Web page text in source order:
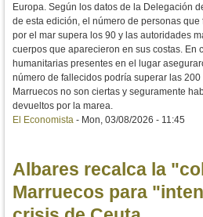
Europa. Según los datos de la Delegación
de esta edición, el número de personas
por el mar supera los 90 y las autoridades
cuerpos que aparecieron en sus costas. En
humanitarias presentes en el lugar
número de fallecidos podría superar las
Marruecos no son ciertas y seguramente
devueltos por la marea.
El Economista - Mon, 03/08/2026 - 11:45
Albares recalca la
Marruecos para